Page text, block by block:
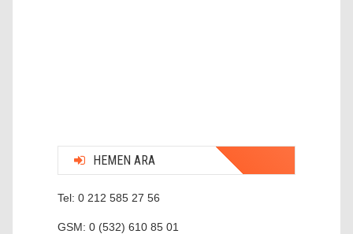
HEMEN ARA
Tel: 0 212 585 27 56
GSM: 0 (532) 610 85 01